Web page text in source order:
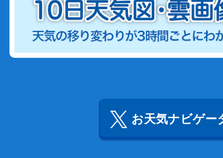
お天気ナビゲー